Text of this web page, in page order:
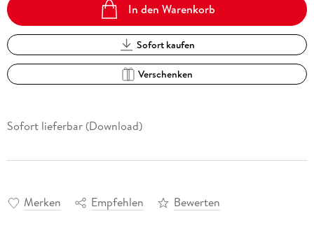
In den Warenkorb
Sofort kaufen
Verschenken
Sofort lieferbar (Download)
Merken Empfehlen Bewerten